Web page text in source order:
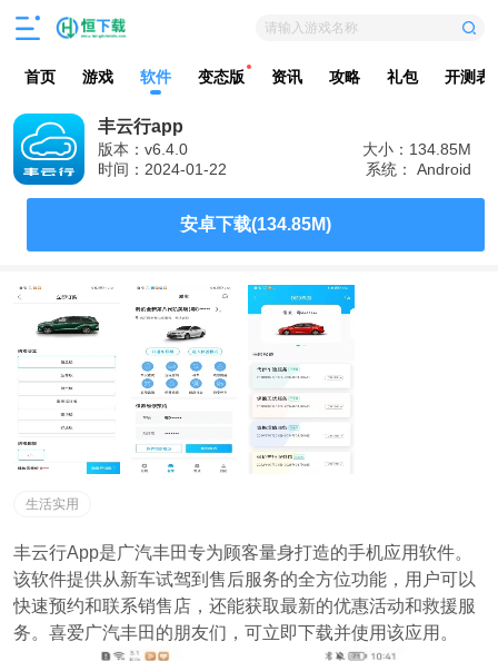
请输入游戏名称
首页 游戏 软件 变态版 资讯 攻略 礼包 开测表
丰云行app
版本：v6.4.0
大小：134.85M
时间：2024-01-22
系统： Android
安卓下载(134.85M)
生活实用
丰云行App是广汽丰田专为顾客量身打造的手机应用软件。
该软件提供从新车试驾到售后服务的全方位功能，用户可以
快速预约和联系销售店，还能获取最新的优惠活动和救援服
务。喜爱广汽丰田的朋友们，可立即下载并使用该应用。